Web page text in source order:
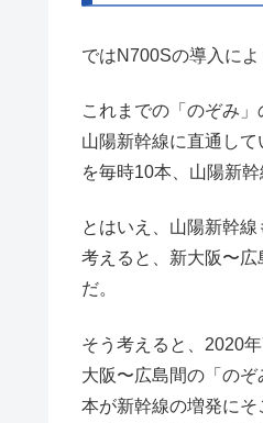
ではN700Sの導入に
これまでの「のぞみ
山陽新幹線に直通し
を毎時10本、山陽新
とはいえ、山陽新幹
考えると、新大阪〜
だ。
そう考えると、2020
大阪〜広島間の「の
本が新幹線の増発に